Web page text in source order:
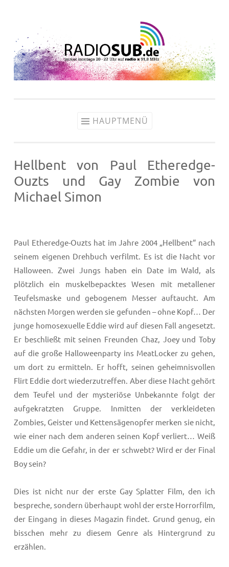
springen
HAUPTMENÜ
Hellbent von Paul Etheredge-
Ouzts und Gay Zombie von
Michael Simon
Paul Etheredge-Ouzts hat im Jahre 2004 „Hellbent“ nach
seinem eigenen Drehbuch verfilmt. Es ist die Nacht vor
Halloween. Zwei Jungs haben ein Date im Wald, als
plötzlich ein muskelbepacktes Wesen mit metallener
Teufelsmaske und gebogenem Messer auftaucht. Am
nächsten Morgen werden sie gefunden – ohne Kopf… Der
junge homosexuelle Eddie wird auf diesen Fall angesetzt.
Er beschließt mit seinen Freunden Chaz, Joey und Toby
auf die große Halloweenparty ins MeatLocker zu gehen,
um dort zu ermitteln. Er hofft, seinen geheimnisvollen
Flirt Eddie dort wiederzutreffen. Aber diese Nacht gehört
dem Teufel und der mysteriöse Unbekannte folgt der
aufgekratzten Gruppe. Inmitten der verkleideten
Zombies, Geister und Kettensägenopfer merken sie nicht,
wie einer nach dem anderen seinen Kopf verliert… Weiß
Eddie um die Gefahr, in der er schwebt? Wird er der Final
Boy sein?
Dies ist nicht nur der erste Gay Splatter Film, den ich
bespreche, sondern überhaupt wohl der erste Horrorfilm,
der Eingang in dieses Magazin findet. Grund genug, ein
bisschen mehr zu diesem Genre als Hintergrund zu
erzählen.